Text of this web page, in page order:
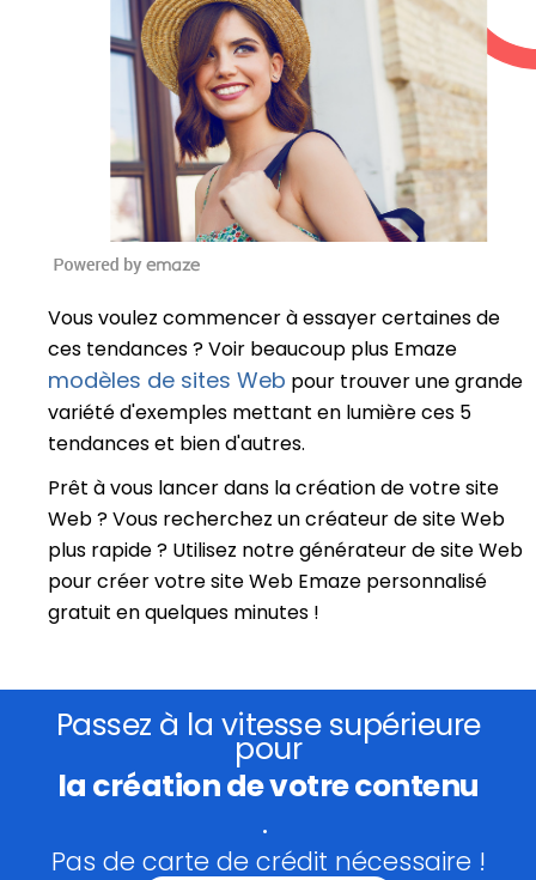
Vous voulez commencer à essayer certaines de
ces tendances ? Voir beaucoup plus Emaze
modèles de sites Web pour trouver une grande
variété d'exemples mettant en lumière ces 5
tendances et bien d'autres.
Prêt à vous lancer dans la création de votre site
Web ? Vous recherchez un créateur de site Web
plus rapide ? Utilisez notre générateur de site Web
pour créer votre site Web Emaze personnalisé
gratuit en quelques minutes !
Passez à la vitesse supérieure
pour
la création de votre contenu
.
Pas de carte de crédit nécessaire !